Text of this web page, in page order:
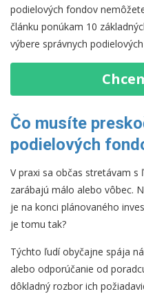
podielových fondov
článku ponúkam 10
výbere správnych
Čo musíte
podielových
V praxi sa občas stretávam
zarábajú málo alebo vôbec.
je na konci plánovaného
je tomu tak?
Týchto ľudí obyčajne spája
alebo odporúčanie od
dôkladný rozbor ich